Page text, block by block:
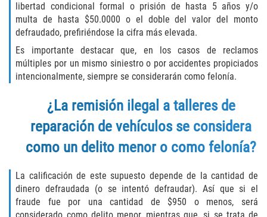
Publicar Información Dañina en
Internet
Violación de una Orden de
Restricción
Sustracción de Menores
Assault and Battery
Aggravated Trespass
Assault
Assault on a Public Official Battery
libertad condicional formal o prisión de hasta 5 años y/o
multa de hasta $50.0000 o el doble del valor del monto
defraudado, prefiriéndose la cifra más elevada.
Es importante destacar que, en los casos de reclamos
múltiples por un mismo siniestro o por accidentes propiciados
intencionalmente, siempre se considerarán como felonía.
¿La remisión ilegal a talleres de
reparación de vehículos se considera
como un delito menor o como felonía?
La calificación de este supuesto depende de la cantidad de
dinero defraudada (o se intentó defraudar). Así que si el
fraude fue por una cantidad de $950 o menos, será